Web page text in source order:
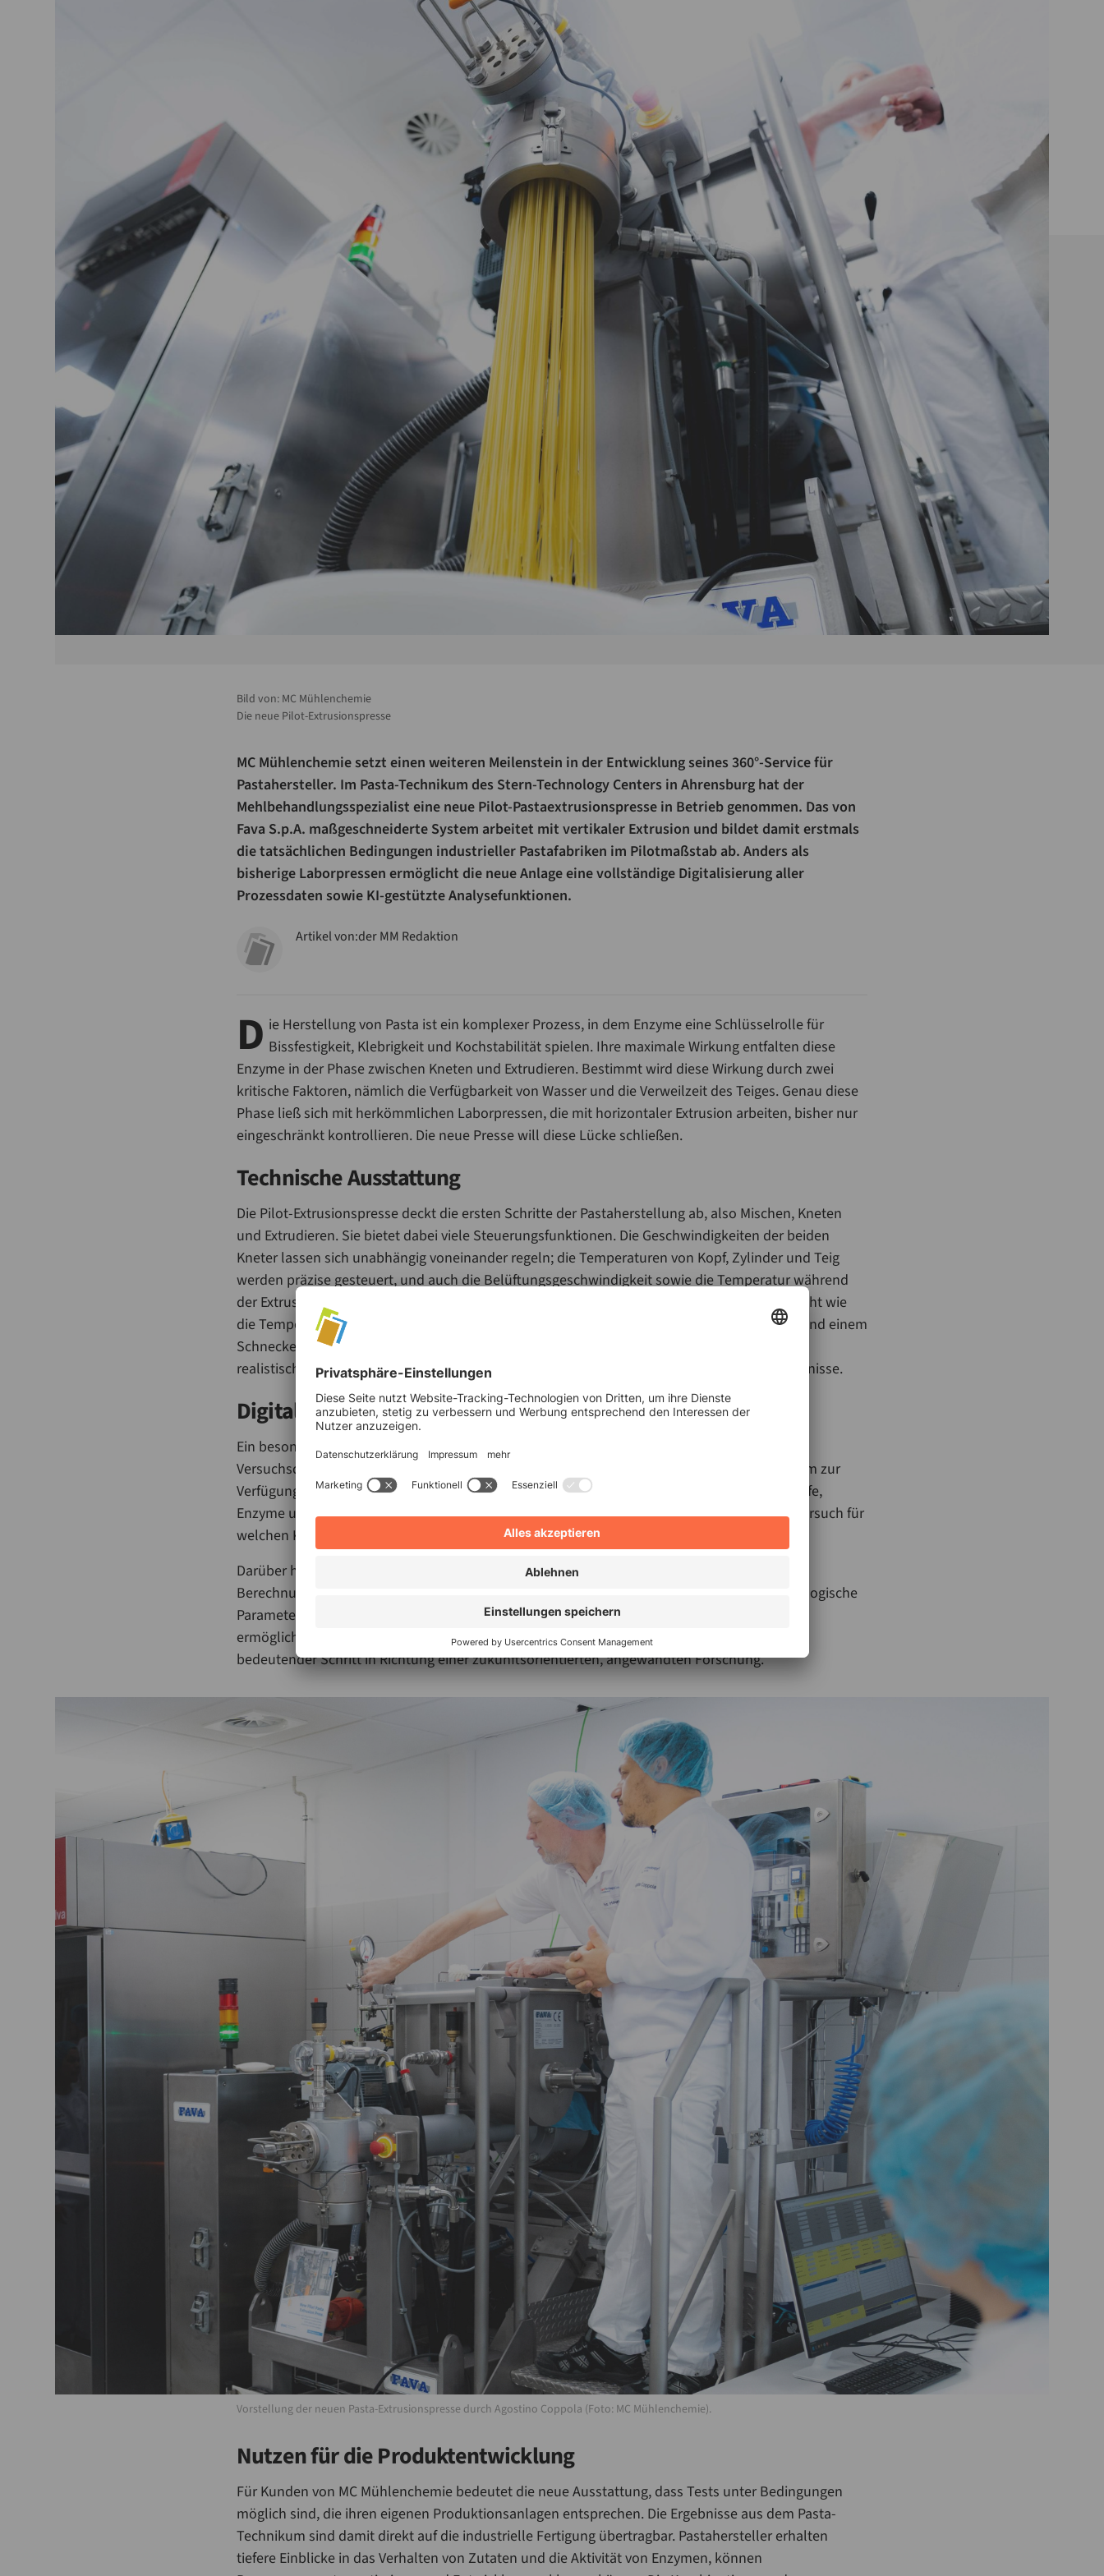
Bild von: MC Mühlenchemie
Die neue Pilot-Extrusionspresse
MC Mühlenchemie setzt einen weiteren Meilenstein in der Entwicklung seines 360°-Service für
Pastahersteller. Im Pasta-Technikum des Stern-Technology Centers in Ahrensburg hat der
Mehlbehandlungsspezialist eine neue Pilot-Pastaextrusionspresse in Betrieb genommen. Das von
Fava S.p.A. maßgeschneiderte System arbeitet mit vertikaler Extrusion und bildet damit erstmals
die tatsächlichen Bedingungen industrieller Pastafabriken im Pilotmaßstab ab. Anders als
bisherige Laborpressen ermöglicht die neue Anlage eine vollständige Digitalisierung aller
Prozessdaten sowie KI-gestützte Analysefunktionen.
Artikel von:der MM Redaktion
D ie Herstellung von Pasta ist ein komplexer Prozess, in dem Enzyme eine Schlüsselrolle für
Bissfestigkeit, Klebrigkeit und Kochstabilität spielen. Ihre maximale Wirkung entfalten diese
Enzyme in der Phase zwischen Kneten und Extrudieren. Bestimmt wird diese Wirkung durch zwei
kritische Faktoren, nämlich die Verfügbarkeit von Wasser und die Verweilzeit des Teiges. Genau diese
Phase ließ sich mit herkömmlichen Laborpressen, die mit horizontaler Extrusion arbeiten, bisher nur
eingeschränkt kontrollieren. Die neue Presse will diese Lücke schließen.
Technische Ausstattung
Die Pilot-Extrusionspresse deckt die ersten Schritte der Pastaherstellung ab, also Mischen, Kneten
und Extrudieren. Sie bietet dabei viele Steuerungsfunktionen. Die Geschwindigkeiten der beiden
Kneter lassen sich unabhängig voneinander regeln; die Temperaturen von Kopf, Zylinder und Teig
werden präzise gesteuert, und auch die Belüftungsgeschwindigkeit sowie die Temperatur während
der Extrusion sind individuell einstellbar. Das Vakuumniveau im Kneter wird ebenso überwacht wie
die Temperatur und der Anteil des Dosierwassers. Mit ihrem vertikalen Extrusionsverfahren und einem
Schneckendesign, das exakt dem industrieller Pastapressen entspricht, ermöglicht sie eine
realistische Teigkompression und damit präzise, auf die Großproduktion übertragbare Ergebnisse.
Digitalisierung und KI
Ein besonderes Merkmal der neuen Presse ist ihre vollständige Digitalisierung. Wo früher
Versuchsdaten manuell in Excel-Tabellen erfasst wurden, steht nun ein digitales Archivsystem zur
Verfügung, das jeden Test dokumentiert. Erfasst werden alle Parameter, verwendete Rohstoffe,
Enzyme und Trocknungsrezepturen. Auch Jahre später lässt sich nachvollziehen, welcher Versuch für
welchen Kunden unter welchen Bedingungen durchgeführt wurde.
Darüber hinaus integriert das System Funktionen der Künstlichen Intelligenz. Insgesamt 19
Berechnungsformeln analysieren Echtzeitdaten wie Teigtemperatur und Motorlast, um rheologische
Parameter vorherzusagen. Diese KI-gestützte Kreuzanalyse soll es dem Entwicklungsteam
ermöglichen, schneller datenbasierte Empfehlungen für Kunden zu erarbeiten. Das ist ein
bedeutender Schritt in Richtung einer zukunftsorientierten, angewandten Forschung.
Vorstellung der neuen Pasta-Extrusionspresse durch Agostino Coppola (Foto: MC Mühlenchemie).
Nutzen für die Produktentwicklung
Für Kunden von MC Mühlenchemie bedeutet die neue Ausstattung, dass Tests unter Bedingungen
möglich sind, die ihren eigenen Produktionsanlagen entsprechen. Die Ergebnisse aus dem Pasta-
Technikum sind damit direkt auf die industrielle Fertigung übertragbar. Pastahersteller erhalten
tiefere Einblicke in das Verhalten von Zutaten und die Aktivität von Enzymen, können